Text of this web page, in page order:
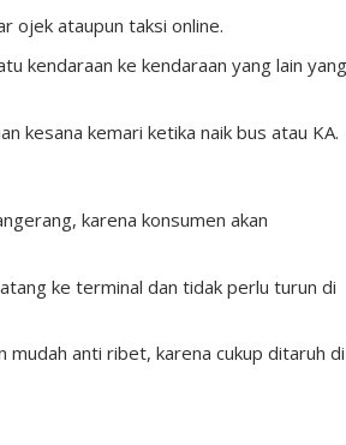
ojek ataupun taksi online.
kendaraan ke kendaraan yang lain yang
kesana kemari ketika naik bus atau KA.
karena konsumen akan
ke terminal dan tidak perlu turun di
anti ribet, karena cukup ditaruh di